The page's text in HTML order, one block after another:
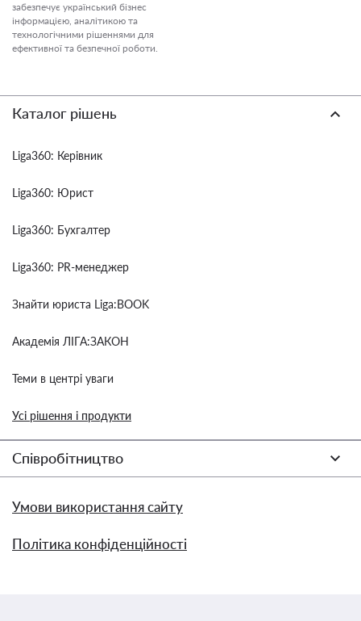
забезпечує український бізнес
інформацією, аналітикою та
технологічними рішеннями для
ефективної та безпечної роботи.
Каталог рішень
Liga360: Керівник
Liga360: Юрист
Liga360: Бухгалтер
Liga360: PR-менеджер
Знайти юриста Liga:BOOK
Академія ЛІГА:ЗАКОН
Теми в центрі уваги
Усі рішення і продукти
Співробітництво
Умови використання сайту
Політика конфіденційності